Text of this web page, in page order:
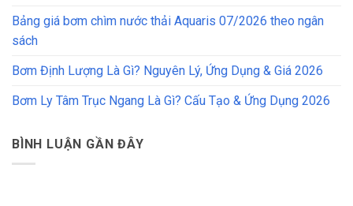
Bảng giá bơm chìm nước thải Aquaris 07/2026 theo ngân
sách
Bơm Định Lượng Là Gì? Nguyên Lý, Ứng Dụng & Giá 2026
Bơm Ly Tâm Trục Ngang Là Gì? Cấu Tạo & Ứng Dụng 2026
BÌNH LUẬN GẦN ĐÂY